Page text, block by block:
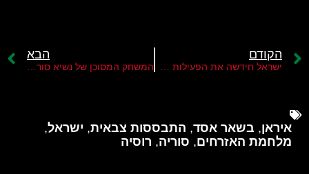
הקודם
ישראל חידשה את הפעילות ההתקפית נגד יעדים איראנים בסוריה
הבא
המשחק המסוכן של נשיא סוריה בשאר אסד
איראן, בשאר אסד, התבססות צבאית, ישראל,
מלחמת האזרחים, סוריה, רוסיה